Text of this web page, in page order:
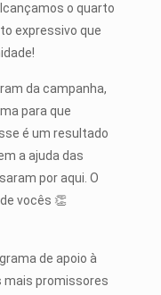
o quarto
expressivo que
da campanha,
para que
é um resultado
a ajuda das
por aqui. O
vocês 👏
de apoio à
mais promissores